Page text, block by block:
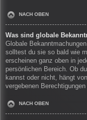
NACH OBEN
Was sind globale
Globale
solltest du sie so bald wie
erscheinen ganz oben in
persönlichen Bereich. Ob
kannst oder nicht, hängt
vergebenen Berechtigungen
NACH OBEN